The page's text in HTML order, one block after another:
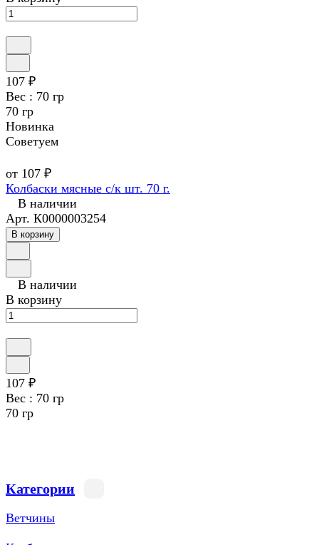
107 ₽
Вес : 70 гр
70 гр
Новинка
Советуем
от 107 ₽
Колбаски мясные с/к шт. 70 г.
В наличии
Арт. К0000003254
В корзину
В наличии
В корзину
107 ₽
Вес : 70 гр
70 гр
Категории
Ветчины